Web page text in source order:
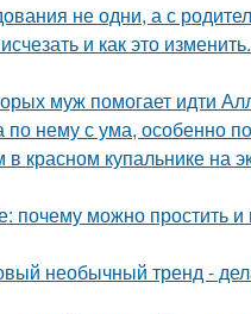
не одни, а с
и как это изменить.
муж помогает идти
по нему с ума,
красном купальнике на
почему можно простить
необычный тренд -